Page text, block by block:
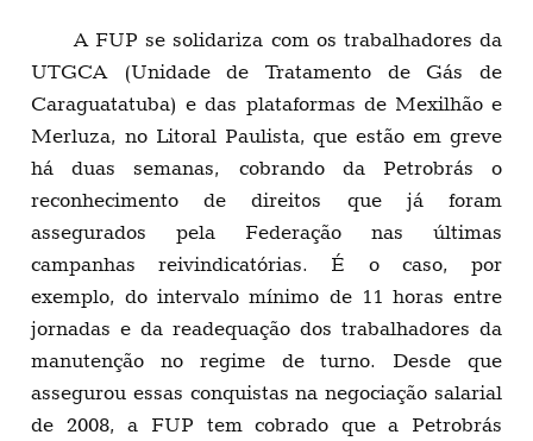
A FUP se solidariza com os trabalhadores da
UTGCA (Unidade de Tratamento de Gás de
Caraguatatuba) e das plataformas de Mexilhão e
Merluza, no Litoral Paulista, que estão em greve
há duas semanas, cobrando da Petrobrás o
reconhecimento de direitos que já foram
assegurados pela Federação nas últimas
campanhas reivindicatórias. É o caso, por
exemplo, do intervalo mínimo de 11 horas entre
jornadas e da readequação dos trabalhadores da
manutenção no regime de turno. Desde que
assegurou essas conquistas na negociação salarial
de 2008, a FUP tem cobrado que a Petrobrás